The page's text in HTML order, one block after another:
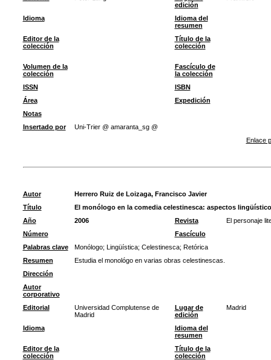
edición
Idioma
Idioma del
resumen
Editor de la
colección
Título de la
colección
Volumen de la
colección
Fascículo de
la colección
ISSN
ISBN
Área
Expedición
Notas
Insertado por
Uni-Trier @ amaranta_sg @
Enlace
Autor
Herrero Ruiz de Loizaga, Francisco Javier
Título
El monólogo en la comedia celestinesca: aspectos
Año
2006 Revista
El personaje
Número
Fascículo
Palabras clave
Monólogo; Lingüística; Celestinesca; Retórica
Resumen
Estudia el monológo en varias obras celestinescas.
Dirección
Autor
corporativo
Editorial
Universidad Complutense de
Madrid
Lugar de
edición
Madrid
Idioma
Idioma del
resumen
Editor de la
colección
Título de la
colección